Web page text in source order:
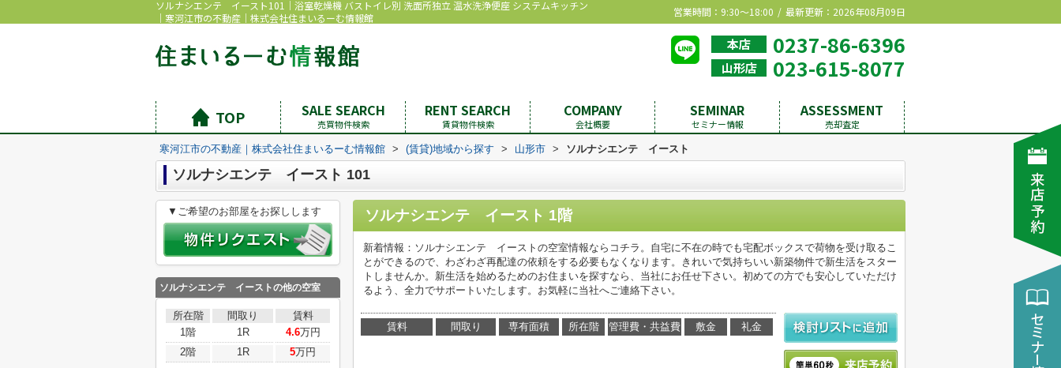
ソルナシエンテ イースト101｜浴室乾燥機 バストイレ別 洗面所独立 温水洗浄便座 システムキッチン
｜寒河江市の不動産｜株式会社住まいるーむ情報館
営業時間：9:30～18:00 最新更新：2026年08月09日
本店 0237-86-6396
山形店 023-615-8077
TOP SALE SEARCH
売買物件検索
RENT SEARCH
賃貸物件検索
COMPANY
会社概要
SEMINAR
セミナー情報
ASSESSMENT
売却査定
寒河江市の不動産｜株式会社住まいるーむ情報館 > (賃貸)地域から探す > 山形市 > ソルナシエンテ イースト
ソルナシエンテ イースト 101
ソルナシエンテ イースト 1階
新着情報：ソルナシエンテ イーストの空室情報ならコチラ。自宅に不在の時でも宅配ボックスで荷物を受け取るこ
とができるので、わざわざ再配達の依頼をする必要もなくなります。きれいで気持ちいい新築物件で新生活をスター
トしませんか。新生活を始めるためのお住まいを探すなら、当社にお任せ下さい。初めての方でも安心していただけ
るよう、全力でサポートいたします。お気軽に当社へご連絡下さい。
賃料 間取り 専有面積 所在階 管理費・共益費 敷金 礼金
▼ご希望のお部屋をお探しします
ソルナシエンテ イーストの他の空室
所在階 間取り
賃料
1階
1R 4.6万円
2階
1R 5万円